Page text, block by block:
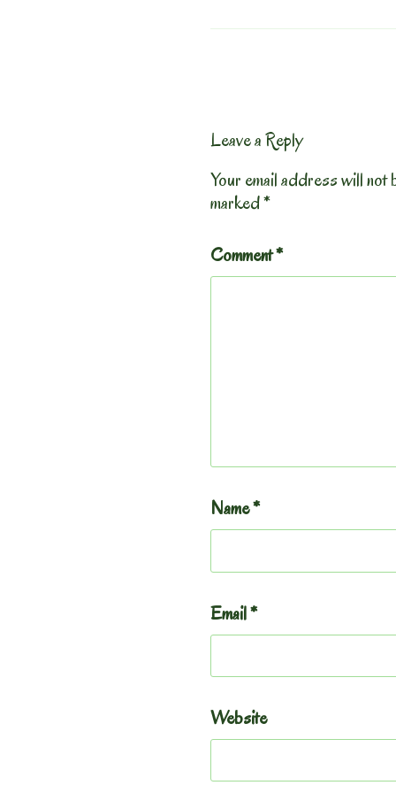
Leave a Reply
Your email address will not
marked*
Comment*
Name*
Email*
Website